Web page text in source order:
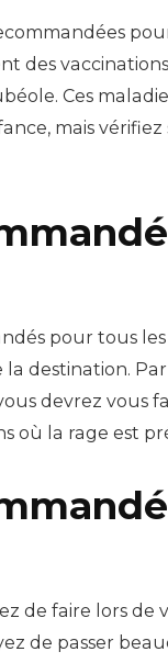
des
Ces
mais
pour tous
destination.
devrez vous
où la rage est
de faire lors
de passer